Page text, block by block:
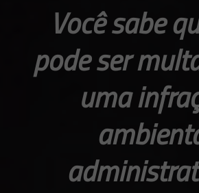
Você sabe
pode ser
uma